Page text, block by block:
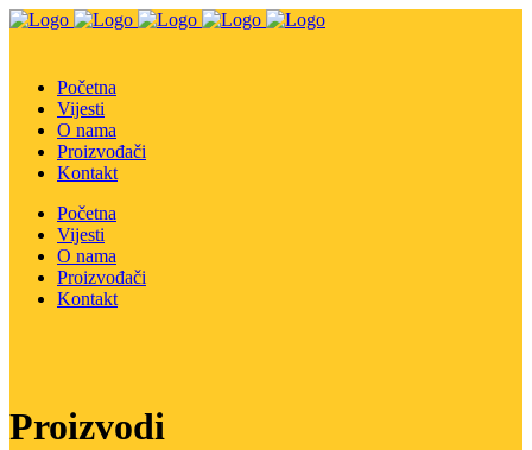
Početna
Vijesti
O nama
Proizvođači
Kontakt
Početna
Vijesti
O nama
Proizvođači
Kontakt
Proizvodi